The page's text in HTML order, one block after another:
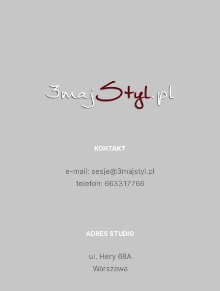
KONTAKT
e-mail: sesje@3majstyl.pl
telefon: 663317766
ADRES STUDIO
ul. Hery 68A
Warszawa